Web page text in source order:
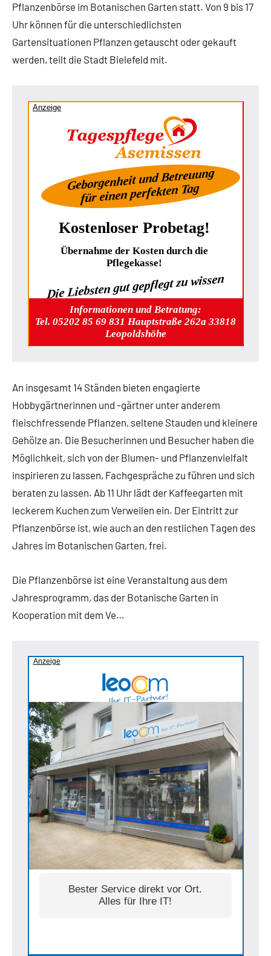
Pflanzenbörse im Botanischen Garten statt. Von 9 bis 17
Uhr können für die unterschiedlichsten
Gartensituationen Pflanzen getauscht oder gekauft
werden, teilt die Stadt Bielefeld mit.
Anzeige
Geborgenheit und Betreuung
für einen perfekten Tag
Kostenloser Probetag!
Übernahme der Kosten durch die
Pflegekasse!
Die Liebsten gut gepflegt zu wissen
Informationen und Betratung:
Tel. 05202 85 69 831 Hauptstraße 262a 33818
Leopoldshöhe
An insgesamt 14 Ständen bieten engagierte
Hobbygärtnerinnen und -gärtner unter anderem
fleischfressende Pflanzen, seltene Stauden und kleinere
Gehölze an. Die Besucherinnen und Besucher haben die
Möglichkeit, sich von der Blumen- und Pflanzenvielfalt
inspirieren zu lassen, Fachgespräche zu führen und sich
beraten zu lassen. Ab 11 Uhr lädt der Kaffeegarten mit
leckerem Kuchen zum Verweilen ein. Der Eintritt zur
Pflanzenbörse ist, wie auch an den restlichen Tagen des
Jahres im Botanischen Garten, frei.
Die Pflanzenbörse ist eine Veranstaltung aus dem
Jahresprogramm, das der Botanische Garten in
Kooperation mit dem Ve…
Anzeige
Bester Service direkt vor Ort.
Alles für Ihre IT!